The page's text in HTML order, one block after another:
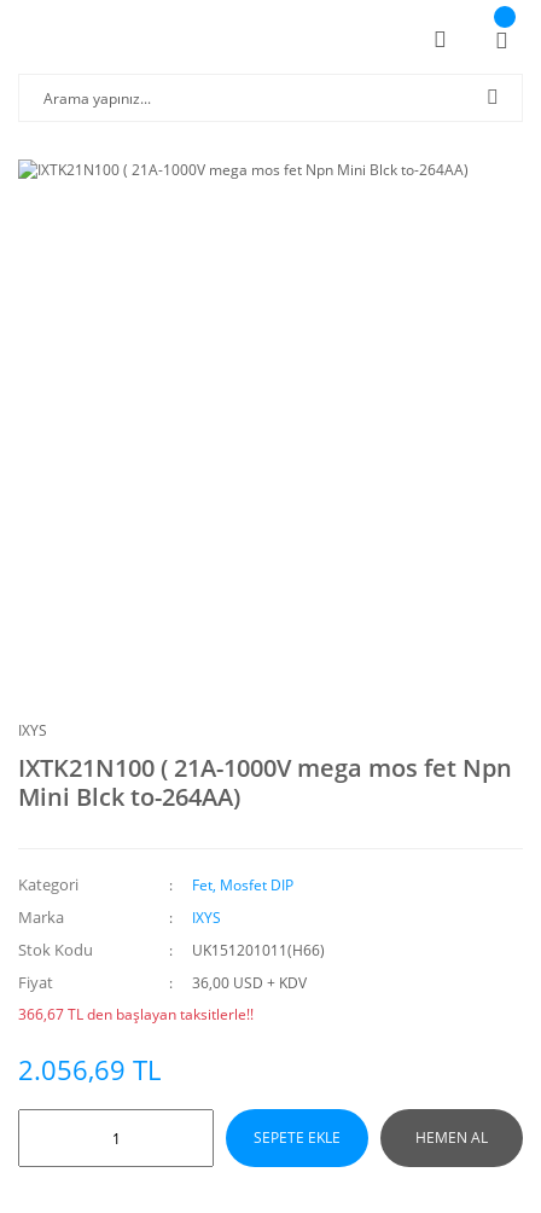
IXYS
IXTK21N100 ( 21A-1000V mega mos fet Npn
Mini Blck to-264AA)
Kategori Fet, Mosfet DIP
Marka IXYS
Stok Kodu UK151201011(H66)
Fiyat
36,00 USD + KDV
366,67 TL den başlayan taksitlerle!!
2.056,69 TL
SEPETE EKLE HEMEN AL